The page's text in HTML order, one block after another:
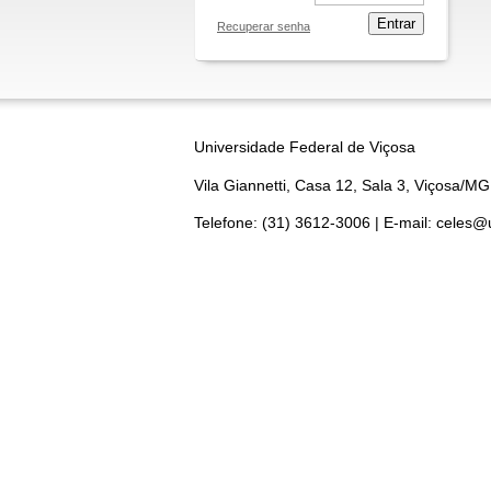
Recuperar senha Entrar
Universidade Federal de Viçosa
Vila Giannetti, Casa 12, Sala 3, Viçosa/MG
Telefone: (31) 3612-3006 | E-mail: